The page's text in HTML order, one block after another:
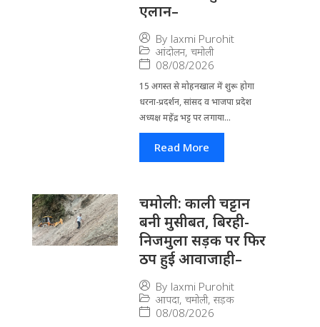
एलान–
By laxmi Purohit
आंदोलन, चमोली
08/08/2026
15 अगस्त से मोहनखाल में शुरू होगा
धरना-प्रदर्शन, सांसद व भाजपा प्रदेश
अध्यक्ष महेंद्र भट्ट पर लगाया...
Read More
चमोली: काली चट्टान
बनी मुसीबत, बिरही-
निजमुला सड़क पर फिर
ठप हुई आवाजाही–
By laxmi Purohit
आपदा, चमोली, सड़क
08/08/2026